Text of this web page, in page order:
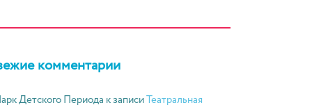
комментарии
Детского Периода к записиТеатральная